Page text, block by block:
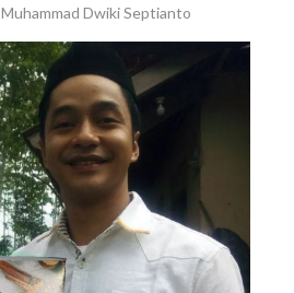
Muhammad Dwiki Septianto